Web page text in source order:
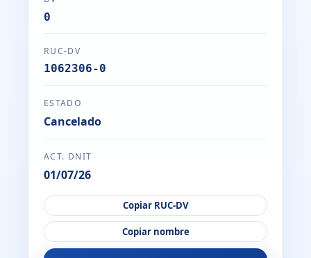
0
RUC-DV
1062306-0
ESTADO
Cancelado
ACT. DNIT
01/07/26
Copiar RUC-DV
Copiar nombre